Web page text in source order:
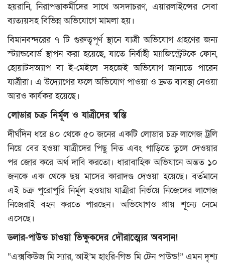
যোগাযোগ
ধর্ম ও জীবন
ভিডিও
রকমারি
ফটোগ্যালারী
আমাদের পরিবার
হয়রানি, নিরাপত্তাকর্মীদের সাথে অসদাচরণ, এয়ারলাইন্সের সেবা
ব্যত্যয়সহ বিভিন্ন অভিযোগে মামলা হয়।
বিমানবন্দরের ৭ টি গুরুত্বপূর্ণ স্থানে যাত্রী অভিযোগ গ্রহণের জন্য
স্ট্যান্ডবোর্ড স্থাপন করা হয়েছে, যাতে নির্বাহী ম্যাজিস্ট্রেটকে ফোন,
হোয়াটসঅ্যাপ বা ই-মেইলে সহজেই অভিযোগ জানাতে পারেন
যাত্রীরা। এ উদ্যোগের ফলে অভিযোগ পাওয়া ও দ্রুত ব্যবস্থা নেওয়া
আরও কার্যকর হয়েছে।
লোডার চক্র নির্মূল ও যাত্রীদের স্বস্তি
দীর্ঘদিন ধরে ৪০ থেকে ৫০ জনের একটি লোডার চক্র লাগেজ ট্রলি
নিয়ে বের হওয়া যাত্রীদের পিছু নিত এবং গাড়িতে তুলে দেওয়ার
পর জোর করে অর্থ দাবি করতো। ধারাবাহিক অভিযানে অন্তত ১০
জনকে এক থেকে ছয় মাসের কারাদণ্ড দেওয়া হয়েছে। বর্তমানে
এই চক্র পুরোপুরি নির্মূল হওয়ায় যাত্রীরা নির্ভয়ে নিজেদের লাগেজ
নিজেরাই বহন করতে পারছেন। অভিযোগও প্রায় শূন্যে নেমে
এসেছে।
ডলার-পাউন্ড চাওয়া ভিক্ষুকদের দৌরাত্ম্যের অবসান!
“এক্সকিউজ মি স্যার, আই’ম হাংরি-গিভ মি টেন পাউন্ড!” এমন দৃশ্য